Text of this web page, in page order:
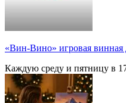
«Вин-Вино» игровая винная
Каждую среду и пятницу в